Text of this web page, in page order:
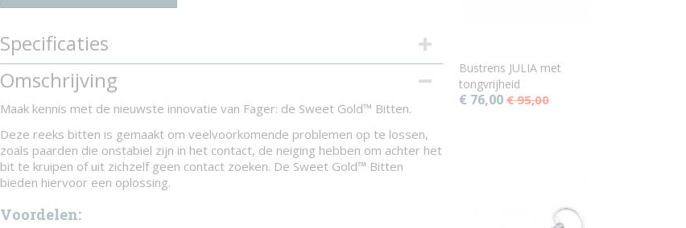
Specificaties
Productcode
Omschrijving
Maak kennis met de nieuwste innovatie van Fager: de Sweet Gold™ Bitten.
Deze reeks bitten is gemaakt om veelvoorkomende problemen op te lossen,
zoals paarden die onstabiel zijn in het contact, de neiging hebben om achter het
bit te kruipen of uit zichzelf geen contact zoeken. De Sweet Gold™ Bitten
bieden hiervoor een oplossing.
Voordelen:
Bustrens JULIA met
tongvrijheid
€ 76,00 € 95,00